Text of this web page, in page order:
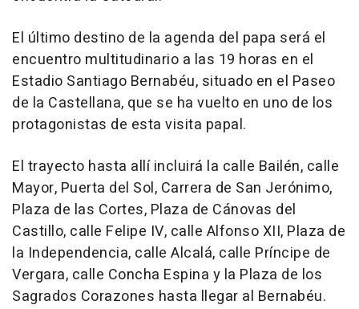
El último destino de la agenda del papa será el
encuentro multitudinario a las 19 horas en el
Estadio Santiago Bernabéu, situado en el Paseo
de la Castellana, que se ha vuelto en uno de los
protagonistas de esta visita papal.
El trayecto hasta allí incluirá la calle Bailén, calle
Mayor, Puerta del Sol, Carrera de San Jerónimo,
Plaza de las Cortes, Plaza de Cánovas del
Castillo, calle Felipe IV, calle Alfonso XII, Plaza de
la Independencia, calle Alcalá, calle Príncipe de
Vergara, calle Concha Espina y la Plaza de los
Sagrados Corazones hasta llegar al Bernabéu.